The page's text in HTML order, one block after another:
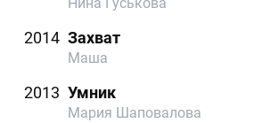
2014 Захват
Маша
2013 Умник
Мария Шаповалова